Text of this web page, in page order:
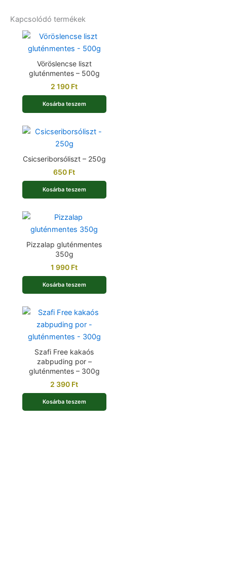
Kapcsolódó termékek
Vöröslencse liszt
gluténmentes – 500g
2 190 Ft
Kosárba teszem
Csicseriborsóliszt – 250g
650 Ft
Kosárba teszem
Pizzalap gluténmentes
350g
1 990 Ft
Kosárba teszem
Szafi Free kakaós
zabpuding por –
gluténmentes – 300g
2 390 Ft
Kosárba teszem